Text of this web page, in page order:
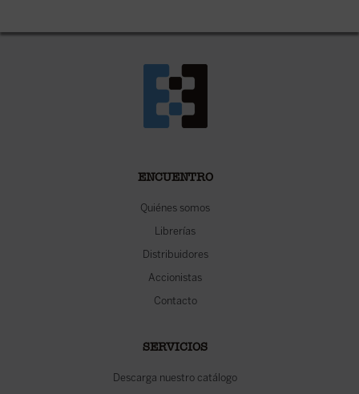
ENCUENTRO
Quiénes somos
Librerías
Distribuidores
Accionistas
Contacto
SERVICIOS
Descarga nuestro catálogo